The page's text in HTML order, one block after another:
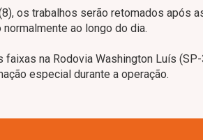
os trabalhos serão retomados após
ao longo do dia.
na Rodovia Washington Luís
especial durante a operação.